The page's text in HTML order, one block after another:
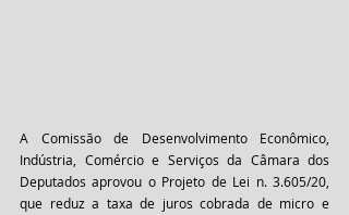
A Comissão de Desenvolvimento Econômico,
Indústria, Comércio e Serviços da Câmara dos
Deputados aprovou o Projeto de Lei n. 3.605/20,
que reduz a taxa de juros cobrada de micro e